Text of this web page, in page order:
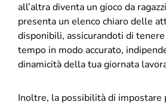
all’altra diventa un gioco da
presenta un elenco chiaro delle
disponibili, assicurandoti di
tempo in modo accurato,
dinamicità della tua giornata
Inoltre, la possibilità di impostare